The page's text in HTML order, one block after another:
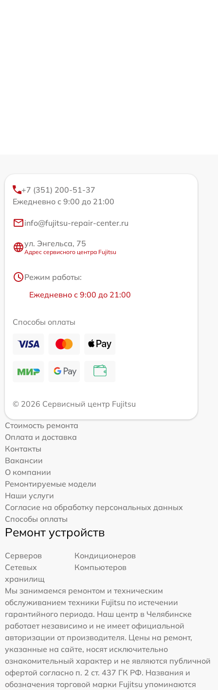
+7 (351) 200-51-37
Ежедневно с 9:00 до 21:00
info@fujitsu-repair-center.ru
ул. Энгельса, 75
Адрес сервисного центра Fujitsu
Режим работы:
Ежедневно с 9:00 до 21:00
Способы оплаты
© 2026 Сервисный центр Fujitsu
Стоимость ремонта
Оплата и доставка
Контакты
Вакансии
О компании
Ремонтируемые модели
Наши услуги
Согласие на обработку персональных данных
Способы оплаты
Ремонт устройств
Серверов
Кондиционеров
Сетевых
хранилищ
Компьютеров
Мы занимаемся ремонтом и техническим
обслуживанием техники Fujitsu по истечении
гарантийного периода. Наш центр в Челябинске
работает независимо и не имеет официальной
авторизации от производителя. Цены на ремонт,
указанные на сайте, носят исключительно
ознакомительный характер и не являются публичной
офертой согласно п. 2 ст. 437 ГК РФ. Названия и
обозначения торговой марки Fujitsu упоминаются